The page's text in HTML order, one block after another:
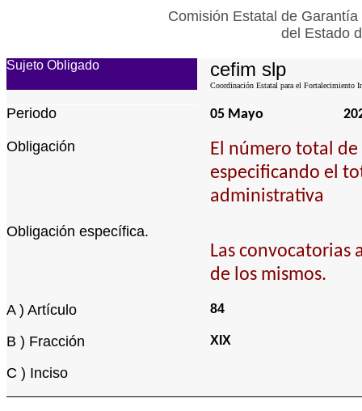
Comisión Estatal de
del Estado
Sujeto Obligado cefim slp
Coordinación Estatal para el Fortalecimiento
Periodo 05 Mayo
Obligación
El número total de
especificando el
administrativa
Obligación específica.
Las convocatorias
de los mismos.
A ) Artículo 84
B ) Fracción XIX
C ) Inciso